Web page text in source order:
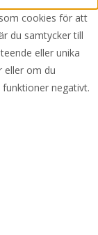
cookies för att
du samtycker till
eller unika
eller om du
negativt.